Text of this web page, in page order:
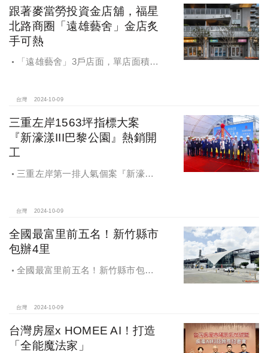
跟著麥當勞投資金店舖，福星
北路商圈「遠雄藝舍」金店炙
手可熱
「遠雄藝舍」3戶店面，單店面積在
百萬的交易行情
台灣 2024-10-09
三重左岸1563坪指標大案
『新濠漾III巴黎公園』熱銷開
工
三重左岸第一排人氣個案『新濠漾III
台灣 2024-10-09
全國最富里前五名！新竹縣市
包辦4里
全國最富里前五名！新竹縣市包辦4
台灣 2024-10-09
台灣房屋x HOMEE AI！打造
「全能魔法家」